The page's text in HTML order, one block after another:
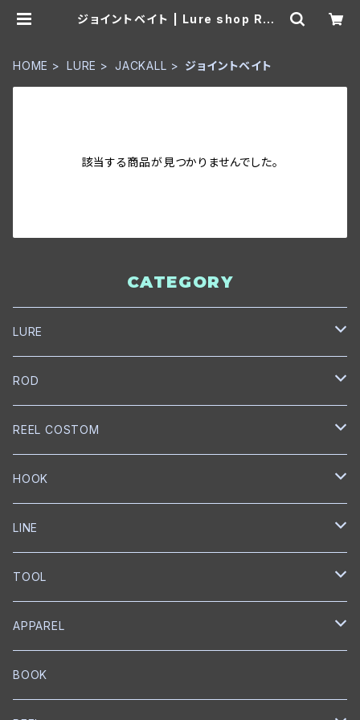
ジョイントベイト | Lure shop ROO
HOME LURE JACKALL ジョイントベイト
該当する商品が見つかりませんでした。
CATEGORY
LURE
NORIES
トップウォーター
クランクベイト
プロップベイト
mibro
クランクベイト
NISHINE LURE WORKS
ミノー
リップレスクランク
BUMBLEBEE CUSTOM LURES
チャターベイト
Megabass
クランクベイト
ミノー
KEITECH
ブレードジグ
ワーム
EverGreen
ROD
NORIES
スピニングロッド
ベイトロッド
SLANG
スピニングロッド
GRASS ROOTS
ベイトキャスティングロッド
Out≒Law
ベイトキャスティング
DESIGNO
LEBEN
Back BOSS
REEL COSTOM
GOLD Works
匠ベアリング
匠ブッシュ
GLITCH
グリス
オイル
mibro
ハンドルノブ
ハンドル
SHIMANO
グリス
HOOK
BKK
トレブルフック
シングルフック
ICHIKAWA FISHING
トレブルフック
RYUGI
トレブルフック
シングルフック
がまかつ
LINE
SEAGUAR
フロロカーボン
PE
SOLAROAM
フロロカーボン
ナイロン
DUEL
TOOL
belmont
スプリットリングプライヤー
KS Craft
APPAREL
RAPALA
BOOK